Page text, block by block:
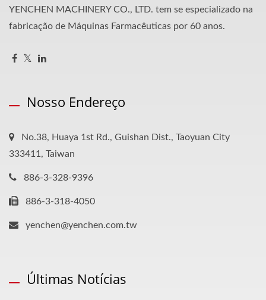
YENCHEN MACHINERY CO., LTD. tem se especializado na
fabricação de Máquinas Farmacêuticas por 60 anos.
Nosso Endereço
No.38, Huaya 1st Rd., Guishan Dist., Taoyuan City
333411, Taiwan
886-3-328-9396
886-3-318-4050
yenchen@yenchen.com.tw
Últimas Notícias